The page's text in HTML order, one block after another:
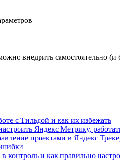
внедрить самостоятельно
с Тильдой и как их избежать
Яндекс Метрику,
проектами в Яндекс
контроль и как правильно